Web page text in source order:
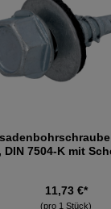
7504-K mit
11,73 €*
(pro 1 Stück)